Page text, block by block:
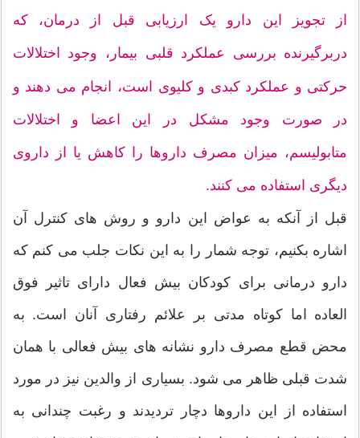
از تجویز این دارو یک ارزیابی قبل از درمان، که
دربرگیرنده بررسی عملکرد قلبی بیمار، وجود اختلالات
حرکتی و عملکرد کبدی و کلیوی است، انجام می دهند و
در صورت وجود مشکل در این اعضا و اختلالات
متابولیسم، میزان مصرف داروها را کاهش یا از داروی
دیگری استفاده می کنند.
قبل از آنکه به عواض این دارو و روش های کنترل آن
اشاره بکنیم، توجه شمار را به این نکات جلب می کنم که
دارو درمانی برای کودکان بیش فعال دارای تاثیر فوق
العاده اما کوتاه مدتی بر علائم رفتاری آنان است. به
محض قطع مصرف دارو نشانه های بیش فعالی با همان
شدت قبلی ظاهر می شود. بسیاری از والدین نیز در مورد
استفاده از این داروها دچار تردیدند و رغبت چندانی به